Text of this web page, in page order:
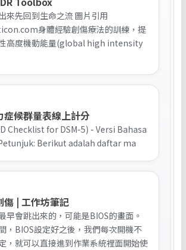
來先回到生命之流 圖片引用
身體經驗創傷療法的訓練，提
高度機動能量(global high intensity
症候群量表線上計分
Checklist for DSM-5) - Versi Bahasa
Berikut adalah daftar ma
傷 | 工作坊筆記
早會跳出來的，可能是BIOS的畫面。
，BIOS設定好之後，我們每次開機不
，就可以直接進到作業系統裡面開始使